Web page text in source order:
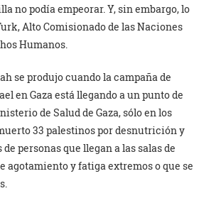
no podía empeorar. Y, sin embargo, lo
Alto Comisionado de las Naciones
Humanos.
se produjo cuando la campaña de
en Gaza está llegando a un punto de
de Salud de Gaza, sólo en los
33 palestinos por desnutrición y
personas que llegan a las salas de
agotamiento y fatiga extremos o que se